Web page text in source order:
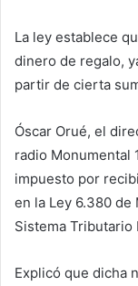
La ley establece
dinero de regalo,
partir de cierta
Óscar Orué, el
radio Monumental
impuesto por
en la Ley 6.380
Sistema Tributario
Explicó que dicha